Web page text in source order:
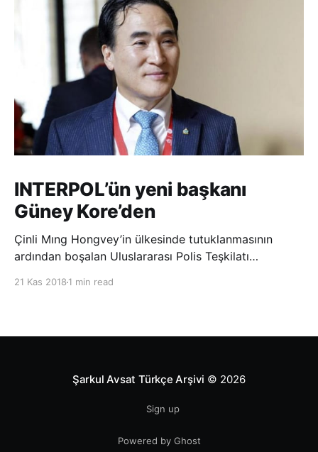
INTERPOL’ün yeni başkanı
Güney Kore’den
Çinli Mıng Hongvey’in ülkesinde tutuklanmasının
ardından boşalan Uluslararası Polis Teşkilatı
21 Kas 2018 1 min read
Şarkul Avsat Türkçe Arşivi © 2026
Sign up
Powered by Ghost